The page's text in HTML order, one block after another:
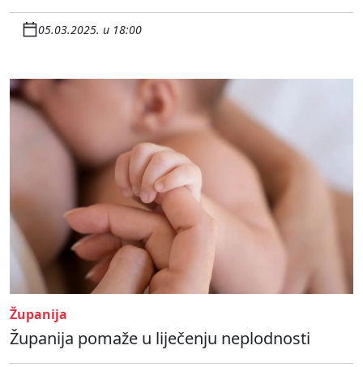
05.03.2025. u 18:00
Županija
Županija pomaže u liječenju neplodnosti